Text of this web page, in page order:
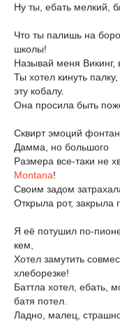
Ну ты, ебать мелкий,
Что ты палишь на
школы!
Называй меня Викинг,
Ты хотел кинуть
эту кобалу.
Она просила быть
Сквирт эмоций
Дамма, но большого
Размера все-таки не
Montana!
Своим задом
Открыла рот, закрыла
Я её потушил по-
кем,
Хотел замутить
хлеборезке!
Баттла хотел, ебать,
батя потел.
Ладно, малец,